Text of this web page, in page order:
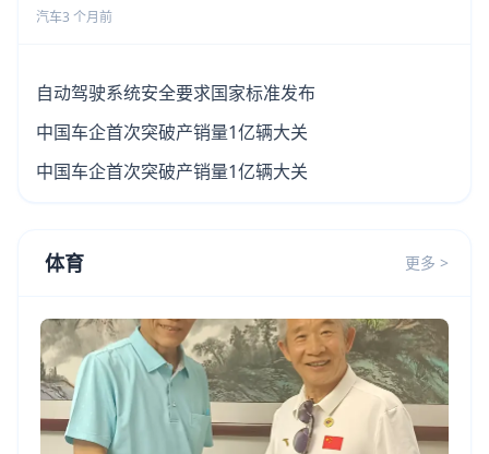
汽车3 个月前
自动驾驶系统安全要求国家标准发布
中国车企首次突破产销量1亿辆大关
中国车企首次突破产销量1亿辆大关
体育 更多 >